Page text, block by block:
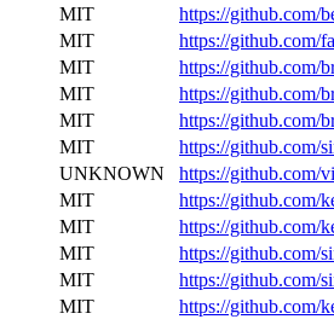
MIT
https://github.com/
MIT
https://github.com/
MIT
https://github.com/
MIT
https://github.com/
MIT
https://github.com/
MIT
https://github.com/
UNKNOWN
https://github.com/
MIT
https://github.com/
MIT
https://github.com/
MIT
https://github.com/
MIT
https://github.com/
MIT
https://github.com/